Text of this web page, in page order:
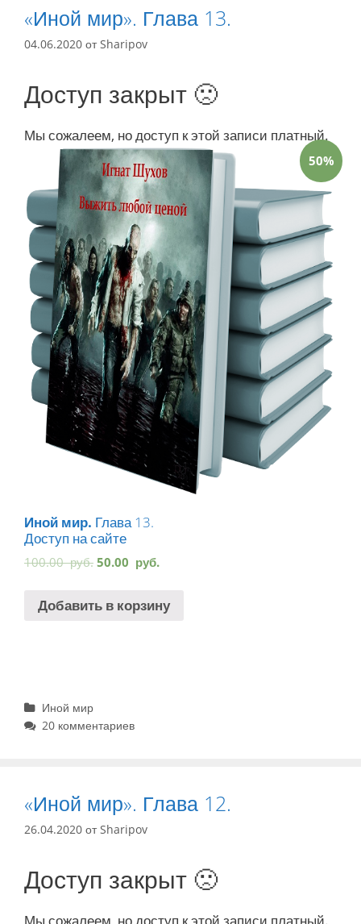
«Иной мир». Глава 13.
04.06.2020 отSharipov
Доступ закрыт 🙁
Мы сожалеем, но доступ к этой записи платный.
50%
Иной мир. Глава 13.
Доступ на сайте
100.00руб. 50.00 руб.
Добавить в корзину
Рубрики
Иной мир
20 комментариев
«Иной мир». Глава 12.
26.04.2020 отSharipov
Доступ закрыт 🙁
Мы сожалеем, но доступ к этой записи платный.